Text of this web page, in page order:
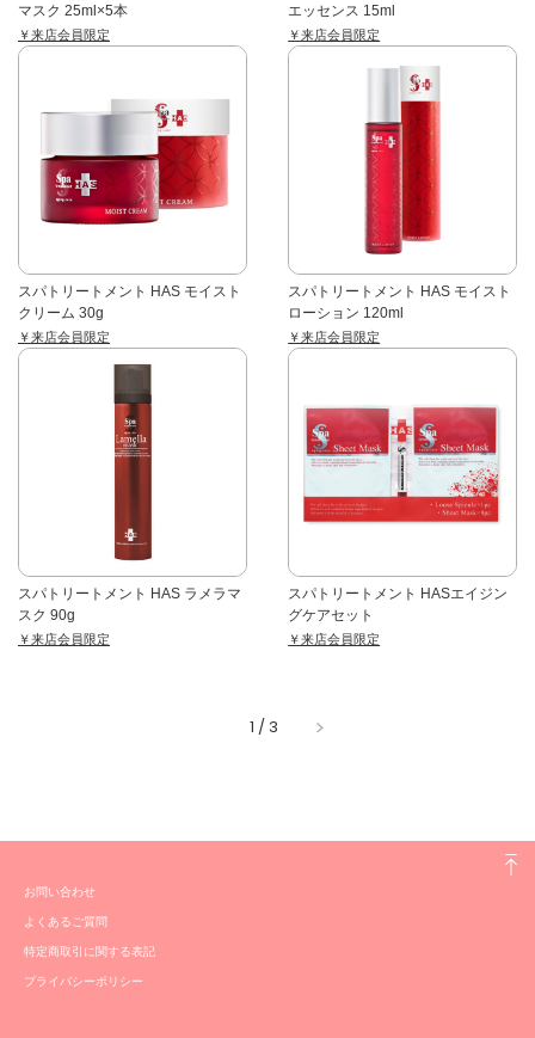
マスク 25ml×5本
￥来店会員限定
エッセンス 15ml
￥来店会員限定
スパトリートメント HAS モイスト
クリーム 30g
￥来店会員限定
スパトリートメント HAS モイスト
ローション 120ml
￥来店会員限定
スパトリートメント HAS ラメラマ
スク 90g
￥来店会員限定
スパトリートメント HASエイジン
グケアセット
￥来店会員限定
1 / 3
お問い合わせ
よくあるご質問
特定商取引に関する表記
プライバシーポリシー